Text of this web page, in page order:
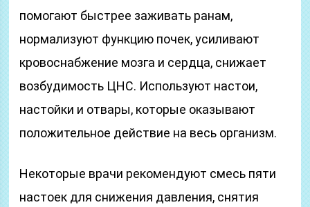
помогают быстрее заживать ранам,
нормализуют функцию почек, усиливают
кровоснабжение мозга и сердца, снижает
возбудимость ЦНС. Используют настои,
настойки и отвары, которые оказывают
положительное действие на весь организм.
Некоторые врачи рекомендуют смесь пяти
настоек для снижения давления, снятия